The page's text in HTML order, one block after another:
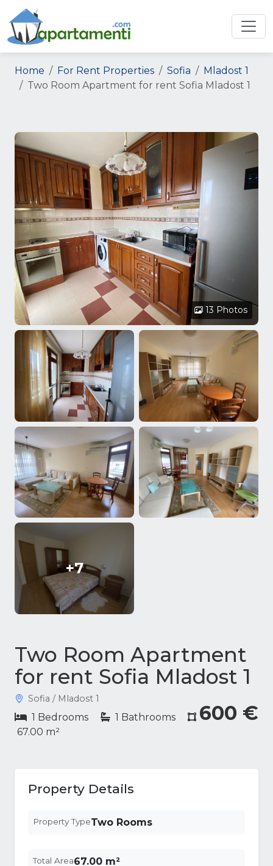
Home For Rent Properties Sofia
Mladost 1
Two Room Apartment for rent Sofia Mladost 1
13 Photos
+7
Two Room Apartment
for rent Sofia Mladost 1
600 €
Sofia / Mladost 1
1 Bedrooms
1 Bathrooms
67.00 m²
Property Details
Property TypeTwo Rooms
Total Area67.00 m²